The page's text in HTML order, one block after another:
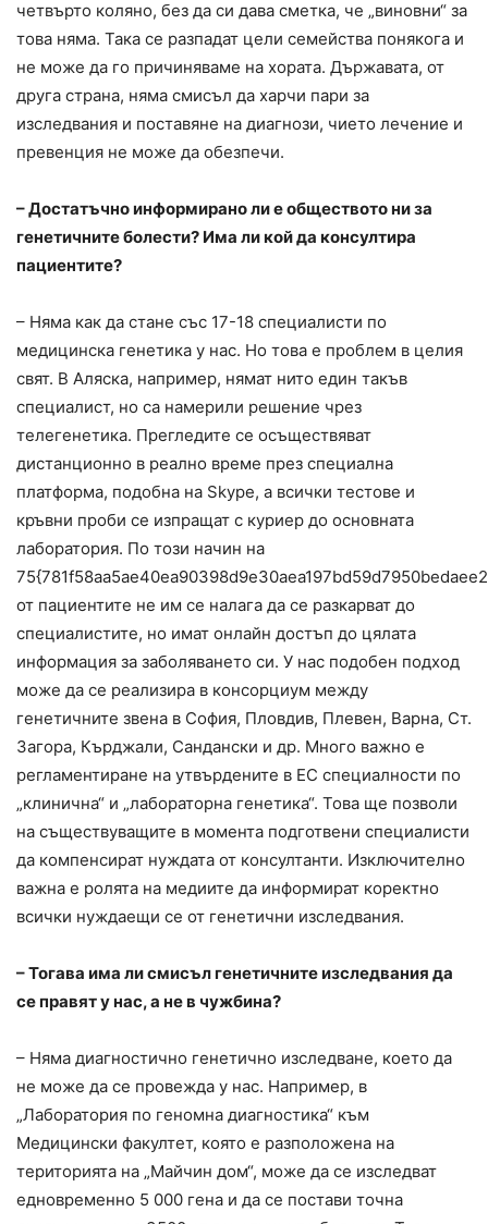
четвърто коляно, без да си дава сметка, че „виновни“ за
това няма. Така се разпадат цели семейства понякога и
не може да го причиняваме на хората. Държавата, от
друга страна, няма смисъл да харчи пари за
изследвания и поставяне на диагнози, чието лечение и
превенция не може да обезпечи.
– Достатъчно информирано ли е обществото ни за
генетичните болести? Има ли кой да консултира
пациентите?
– Няма как да стане със 17-18 специалисти по
медицинска генетика у нас. Но това е проблем в целия
свят. В Аляска, например, нямат нито един такъв
специалист, но са намерили решение чрез
телегенетика. Прегледите се осъществяват
дистанционно в реално време през специална
платформа, подобна на Skype, а всички тестове и
кръвни проби се изпращат с куриер до основната
лаборатория. По този начин на
от пациентите не им се налага да се разкарват до
специалистите, но имат онлайн достъп до цялата
информация за заболяването си. У нас подобен подход
може да се реализира в консорциум между
генетичните звена в София, Пловдив, Плевен, Варна, Ст.
Загора, Кърджали, Сандански и др. Много важно е
регламентиране на утвърдените в ЕС специалности по
„клинична“ и „лабораторна генетика“. Това ще позволи
на съществуващите в момента подготвени специалисти
да компенсират нуждата от консултанти. Изключително
важна е ролята на медиите да информират коректно
всички нуждаещи се от генетични изследвания.
– Тогава има ли смисъл генетичните изследвания да
се правят у нас, а не в чужбина?
– Няма диагностично генетично изследване, което да
не може да се провежда у нас. Например, в
„Лаборатория по геномна диагностика“ към
Медицински факултет, която е разположена на
територията на „Майчин дом“, може да се изследват
едновременно 5 000 гена и да се постави точна